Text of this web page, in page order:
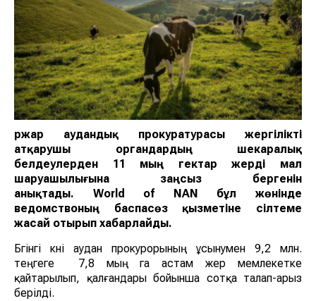
Үржар аудандық прокуратурасы жергілікті
атқарушы органдардың шекаралық
белдеулерден 11 мың гектар жерді мал
шаруашылығына заңсыз бергенін
анықтады. World of NAN бұл жөнінде
ведомствоның баспасөз қызметіне сілтеме
жасай отырып хабарлайды.
Бүгінгі күні аудан прокурорының ұсынумен 9,2 млн.
теңгеге 7,8 мың га астам жер мемлекетке
қайтарылып, қалғандары бойынша сотқа талап-арыз
берілді.